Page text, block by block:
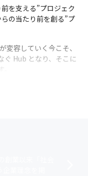
を支える”プロジェク
の当たり前を創る”プ
変容していく今こそ、
ぐ Hub となり、そこに